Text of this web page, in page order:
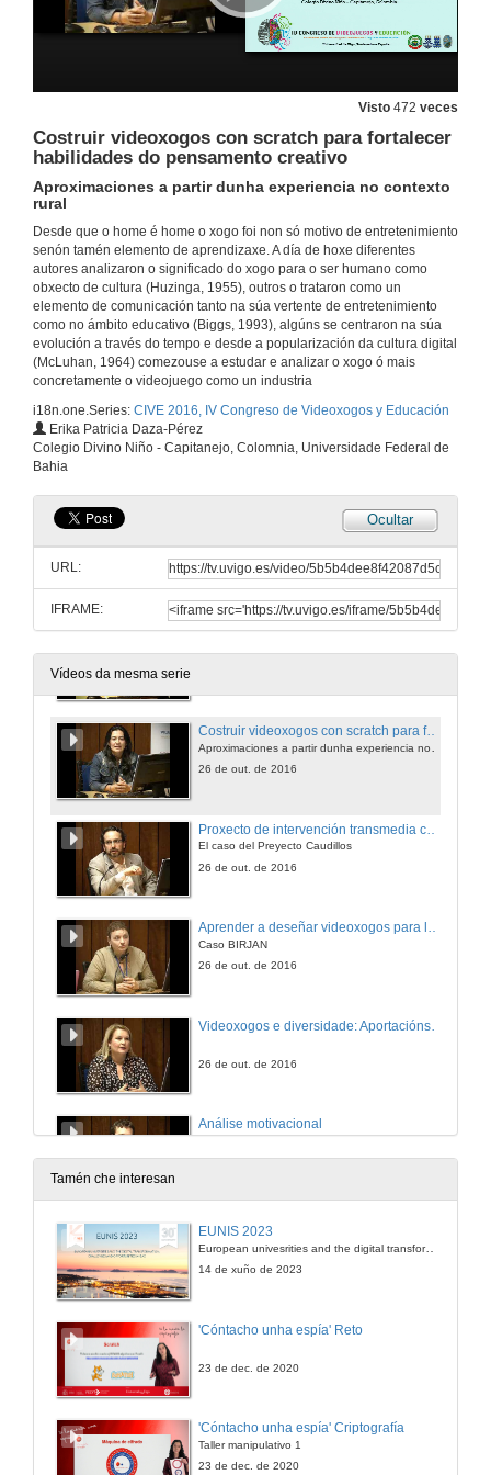
Visto 472 veces
Costruir videoxogos con scratch para fortalecer
habilidades do pensamento creativo
Aproximaciones a partir dunha experiencia no contexto
rural
Desde que o home é home o xogo foi non só motivo de entretenimiento
senón tamén elemento de aprendizaxe. A día de hoxe diferentes
autores analizaron o significado do xogo para o ser humano como
obxecto de cultura (Huzinga, 1955), outros o trataron como un
elemento de comunicación tanto na súa vertente de entretenimiento
como no ámbito educativo (Biggs, 1993), algúns se centraron na súa
evolución a través do tempo e desde a popularización da cultura digital
(McLuhan, 1964) comezouse a estudar e analizar o xogo ó mais
concretamente o videojuego como un industria
i18n.one.Series: CIVE 2016, IV Congreso de Videoxogos y Educación
Erika Patricia Daza-Pérez
Colegio Divino Niño - Capitanejo, Colomnia, Universidade Federal de
Bahia
Ocultar
URL:
IFRAME:
Vídeos da mesma serie
A máquina de narrar
Procesos Educativos e Comunicativos en educación sexual con videoxogos comerciais
26 de out. de 2016
Desenvolvemento e creación de videojuegos con scratch en educación primaria
Xogando a diseñar
26 de out. de 2016
Un desenvolvemento complexo para un equipo multiprofesional
26 de out. de 2016
Percorrido do alumno
Videoxogos e desenvolvemento das intelixencias múltiples
26 de out. de 2016
A construcción narrativa dun Serious Game
Costruir videoxogos con scratch para fortalecer habilidades do pensamento creativo
26 de out. de 2016
El caso del Preyecto Caudillos
26 de out. de 2016
Aprender a deseñar videoxogos para ludificar a aula
Caso BIRJAN
26 de out. de 2016
26 de out. de 2016
Análise motivacional
Desprazamentos e fluxos migratorios de cibercomunidades en videoxogos MMORPG
26 de out. de 2016
No labirinto do tempo
Aprendizaxe basado en Xogos
Tamén che interesan
EUNIS 2023
European univesrities and the digital transformation: challenges and opportunities ahead
14 de xuño de 2023
'Cóntacho unha espía' Reto
23 de dec. de 2020
'Cóntacho unha espía' Criptografía
Taller manipulativo 1
23 de dec. de 2020